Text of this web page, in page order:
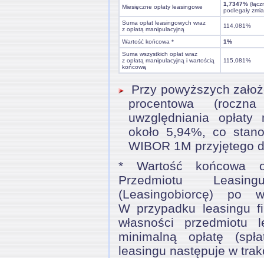
Miesięczne opłaty leasingowe 1,7347%
podlegały
Suma opłat leasingowych wraz
z opłatą manipulacyjną
114,081%
Wartość końcowa *
1%
Suma wszystkich opłat wraz
z opłatą manipulacyjną i wartością
końcową
115,081%
Przy powyższych
procentowa
uwzględniania
około 5,94%, co
WIBOR 1M przyjętego
* Wartość końcowa
Przedmiotu
(Leasingobiorcę) po
W przypadku leasingu
własności
minimalną opłatę
leasingu następuje w